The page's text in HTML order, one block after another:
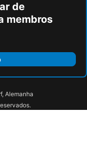
de
membros
Alemanha